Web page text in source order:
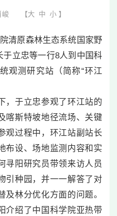
峻 【大 中 小 】
原森林生态系统国家野
于立忠等一行8人到中国科
观测研究站（简称“环江
于立忠参观了环江站的
喀斯特坡地径流场、关键
观过程中，环江站副站长
布设、场地监测内容和实
寻阳研究员带领来访人员
引种园，并一一解答了对
及林分优化方面的问题。
介绍了中国科学院亚热带